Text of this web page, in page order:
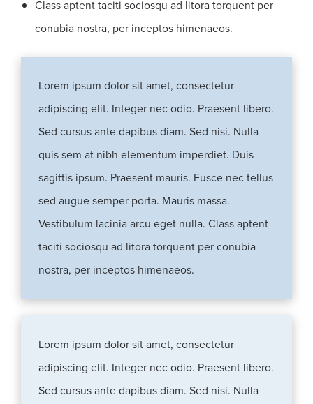
Class aptent taciti sociosqu ad litora torquent per
conubia nostra, per inceptos himenaeos.
Lorem ipsum dolor sit amet, consectetur
adipiscing elit. Integer nec odio. Praesent libero.
Sed cursus ante dapibus diam. Sed nisi. Nulla
quis sem at nibh elementum imperdiet. Duis
sagittis ipsum. Praesent mauris. Fusce nec tellus
sed augue semper porta. Mauris massa.
Vestibulum lacinia arcu eget nulla. Class aptent
taciti sociosqu ad litora torquent per conubia
nostra, per inceptos himenaeos.
Lorem ipsum dolor sit amet, consectetur
adipiscing elit. Integer nec odio. Praesent libero.
Sed cursus ante dapibus diam. Sed nisi. Nulla